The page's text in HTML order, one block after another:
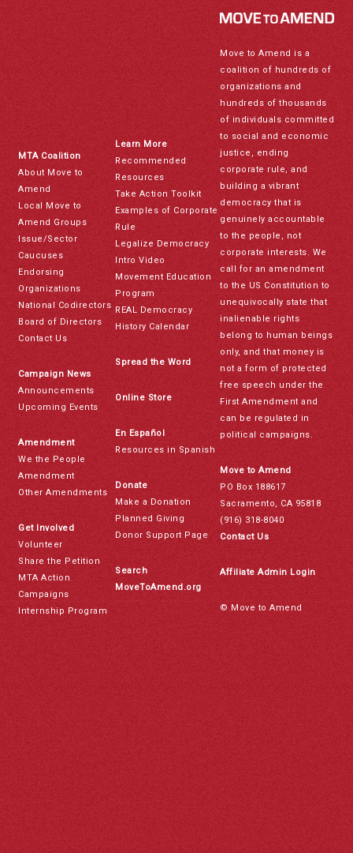
MTA Coalition
About Move to
Amend
Local Move to
Amend Groups
Issue/Sector
Caucuses
Endorsing
Organizations
National Codirectors
Board of Directors
Contact Us
Campaign News
Announcements
Upcoming Events
Amendment
We the People
Amendment
Other Amendments
Get Involved
Volunteer
Share the Petition
MTA Action
Campaigns
Internship Program
Learn More
Recommended
Resources
Take Action Toolkit
Examples of Corporate
Rule
Legalize Democracy
Intro Video
Movement Education
Program
REAL Democracy
History Calendar
Spread the Word
Online Store
En Español
Resources in Spanish
Donate
Make a Donation
Planned Giving
Donor Support Page
Search
MoveToAmend.org
Move to Amend is a
coalition of hundreds of
organizations and
hundreds of thousands
of individuals committed
to social and economic
justice, ending
corporate rule, and
building a vibrant
democracy that is
genuinely accountable
to the people, not
corporate interests. We
call for an amendment
to the US Constitution to
unequivocally state that
inalienable rights
belong to human beings
only, and that money is
not a form of protected
free speech under the
First Amendment and
can be regulated in
political campaigns.
Move to Amend
PO Box 188617
Sacramento, CA 95818
(916) 318-8040
Contact Us
Affiliate Admin Login
© Move to Amend